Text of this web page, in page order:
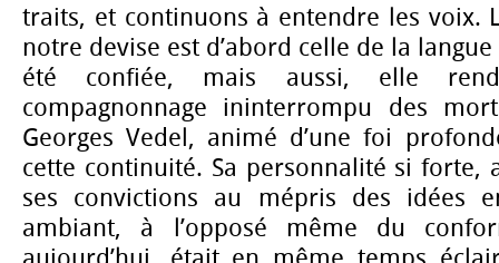
traits, et continuons à entendre les voix.
notre devise est d’abord celle de la
été confiée, mais aussi, elle
compagnonnage ininterrompu des
Georges Vedel, animé d’une foi
cette continuité. Sa personnalité si forte,
ses convictions au mépris des idées
ambiant, à l’opposé même du